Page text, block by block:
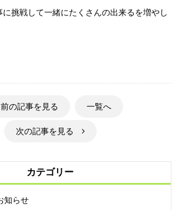
に挑戦して一緒にたくさんの出来るを増やし
記事を見る 一覧へ
次の記事を見る
カテゴリー
知らせ